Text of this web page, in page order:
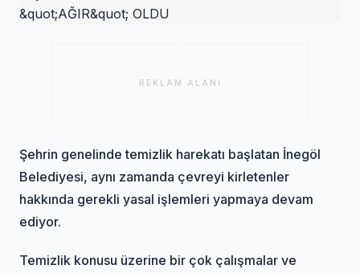
REKLAM ALANI
Şehrin genelinde temizlik harekatı başlatan İnegöl
Belediyesi, aynı zamanda çevreyi kirletenler
hakkında gerekli yasal işlemleri yapmaya devam
ediyor.
Temizlik konusu üzerine bir çok çalışmalar ve